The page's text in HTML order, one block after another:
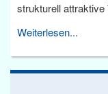
strukturell
Weiterlesen...